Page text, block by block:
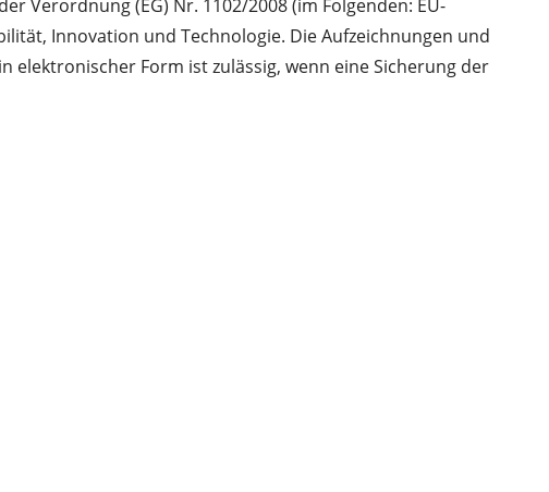
Verordnung (EG) Nr. 1102/2008 (im Folgenden: EU-
Innovation und Technologie. Die Aufzeichnungen und
elektronischer Form ist zulässig, wenn eine Sicherung der